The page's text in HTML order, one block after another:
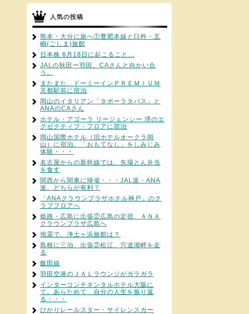
人気の投稿
熊本・大分に旅へ①豊肥本線と臼杵・五
嶋(ごしま)旅館
日本株 6月18日に起こること…
JALの秋田ー羽田。CAさんと向かい合
う。
またまた、ドーミーインＰＲＥＭＩＵＭ
京都駅前に宿泊
岡山のイタリアン「タボーラタパス」と
ANAのCAさん
ホテル・アゴーラ リージェンシー 堺のエ
グゼクティブ・フロアに宿泊
岡山国際ホテル（旧ホテルオークラ岡
山）に宿泊。「おもてなし」をしみじみ
体験・・・
名古屋からの新幹線では、矢場とん弁当
を食す
関西から関東に帰省・・・JAL派・ANA
派、どちらが有利？
「ANAクラウンプラザホテル神戸」のク
ラブフロアへ
姫路・広島に出張②広島の定宿、ＡＮＡ
クラウンプラザ広島へ
地震で、浄土ヶ浜旅館は？
島根に三泊、出張②松江、宍道湖畔を走
る
飯田線
羽田空港のＪＡＬラウンジがガラガラ
インターコンチネンタルホテル大阪に
て。あらためて、自分の人生を振り返
る・・・
ひかりレールスター・サイレンスカー